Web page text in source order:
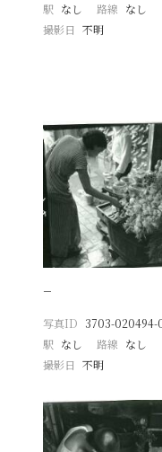
駅 なし 路線 なし
撮影日
不明
−
写真ID 3703-020494-
駅 なし 路線 なし
撮影日
不明